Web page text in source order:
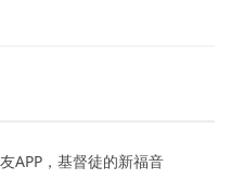
APP，基督徒的新福音